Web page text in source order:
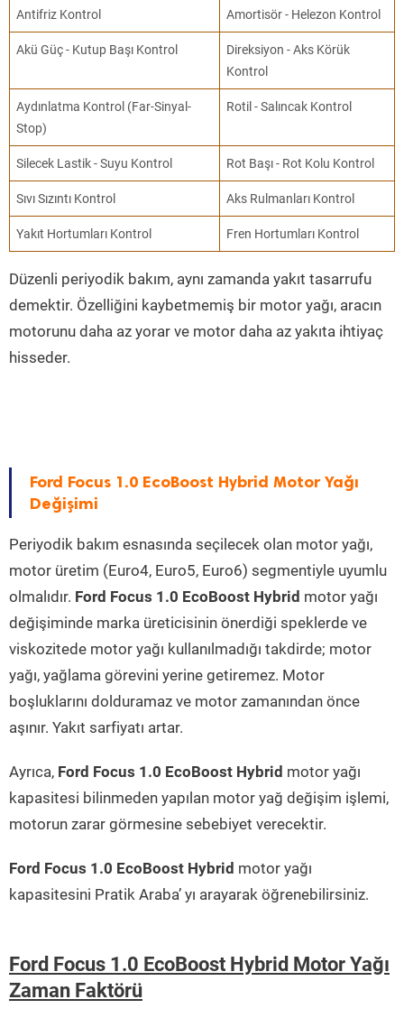
Antifriz Kontrol Amortisör - Helezon Kontrol
Akü Güç - Kutup Başı Kontrol
Direksiyon - Aks Körük
Kontrol
Aydınlatma Kontrol (Far-Sinyal-
Stop)
Rotil - Salıncak Kontrol
Silecek Lastik - Suyu Kontrol Rot Başı - Rot Kolu Kontrol
Sıvı Sızıntı Kontrol Aks Rulmanları Kontrol
Yakıt Hortumları Kontrol Fren Hortumları Kontrol
Düzenli periyodik bakım, aynı zamanda yakıt tasarrufu
demektir. Özelliğini kaybetmemiş bir motor yağı, aracın
motorunu daha az yorar ve motor daha az yakıta ihtiyaç
hisseder.
Ford Focus 1.0 EcoBoost Hybrid Motor Yağı
Değişimi
Periyodik bakım esnasında seçilecek olan motor yağı,
motor üretim (Euro4, Euro5, Euro6) segmentiyle uyumlu
olmalıdır. Ford Focus 1.0 EcoBoost Hybrid motor yağı
değişiminde marka üreticisinin önerdiği speklerde ve
viskozitede motor yağı kullanılmadığı takdirde; motor
yağı, yağlama görevini yerine getiremez. Motor
boşluklarını dolduramaz ve motor zamanından önce
aşınır. Yakıt sarfiyatı artar.
Ayrıca, Ford Focus 1.0 EcoBoost Hybrid motor yağı
kapasitesi bilinmeden yapılan motor yağ değişim işlemi,
motorun zarar görmesine sebebiyet verecektir.
Ford Focus 1.0 EcoBoost Hybrid motor yağı
kapasitesini Pratik Araba’ yı arayarak öğrenebilirsiniz.
Ford Focus 1.0 EcoBoost Hybrid Motor Yağı
Zaman Faktörü